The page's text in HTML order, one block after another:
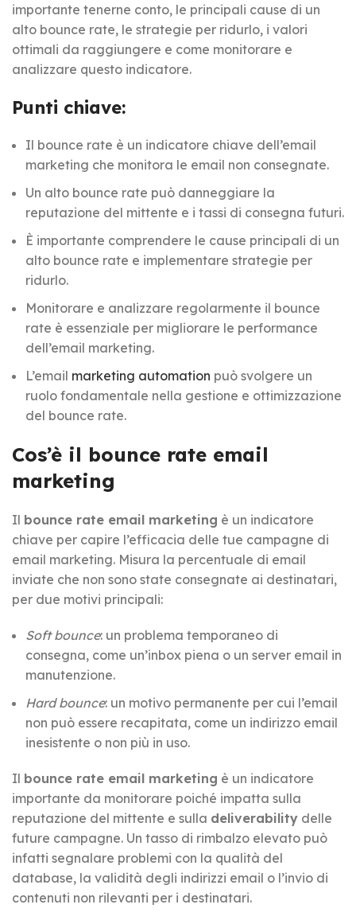
importante tenerne conto, le principali cause di un
alto bounce rate, le strategie per ridurlo, i valori
ottimali da raggiungere e come monitorare e
analizzare questo indicatore.
Punti chiave:
Il bounce rate è un indicatore chiave dell’email
marketing che monitora le email non consegnate.
Un alto bounce rate può danneggiare la
reputazione del mittente e i tassi di consegna futuri.
È importante comprendere le cause principali di un
alto bounce rate e implementare strategie per
ridurlo.
Monitorare e analizzare regolarmente il bounce
rate è essenziale per migliorare le performance
dell’email marketing.
L’email marketing automation può svolgere un
ruolo fondamentale nella gestione e ottimizzazione
del bounce rate.
Cos’è il bounce rate email
marketing
Il bounce rate email marketing è un indicatore
chiave per capire l’efficacia delle tue campagne di
email marketing. Misura la percentuale di email
inviate che non sono state consegnate ai destinatari,
per due motivi principali:
Soft bounce: un problema temporaneo di
consegna, come un’inbox piena o un server email in
manutenzione.
Hard bounce: un motivo permanente per cui l’email
non può essere recapitata, come un indirizzo email
inesistente o non più in uso.
Il bounce rate email marketing è un indicatore
importante da monitorare poiché impatta sulla
reputazione del mittente e sulla deliverability delle
future campagne. Un tasso di rimbalzo elevato può
infatti segnalare problemi con la qualità del
database, la validità degli indirizzi email o l’invio di
contenuti non rilevanti per i destinatari.